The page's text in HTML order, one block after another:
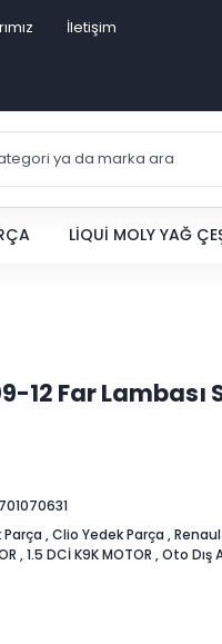
İletişim
LIQUI MOLY YAĞ
12 Far Lambası
,Clio Yedek Parça ,
,1.5 DCİ K9K MOTOR ,Oto Dış